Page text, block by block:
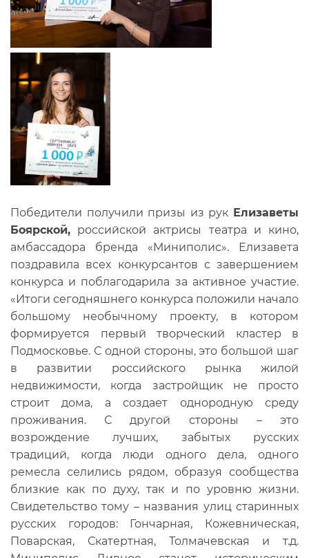
Победители получили призы из рук Елизаветы
Боярской, российской актрисы театра и кино,
амбассадора бренда «Миниполис». Елизавета
поздравила всех конкурсантов с завершением
конкурса и поблагодарила за активное участие.
«Итоги сегодняшнего конкурса положили начало
большому необычному проекту, в котором
формируется первый творческий кластер в
Подмосковье. С одной стороны, это большой шаг
в развитии российского рынка жилой
недвижимости, когда застройщик не просто
строит дома, а создает однородную среду
проживания. С другой стороны – это
возрождение лучших, забытых русских
традиций, когда люди одного дела, одного
ремесла селились рядом, образуя сообщества
близкие как по духу, так и по уровню жизни.
Свидетельство тому – названия улиц старинных
русских городов: Гончарная, Кожевническая,
Поварская, Скатертная, Толмачевская и т.д.